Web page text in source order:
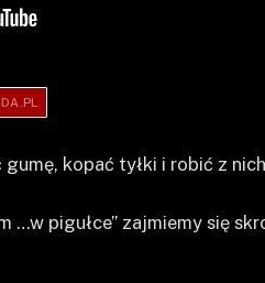
gumę, kopać tyłki i robić z
…w pigułce” zajmiemy się